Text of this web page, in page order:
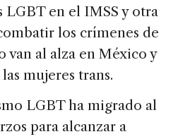
LGBT en el IMSS y otra
los crímenes de
van al alza en México y
mujeres trans.
LGBT ha migrado al
para alcanzar a